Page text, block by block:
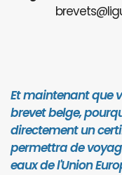
Et maintenant que
brevet belge,
directement un
permettra de
eaux de l'Union